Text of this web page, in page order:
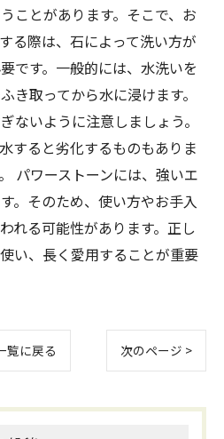
ことがあります。そこで、お
る際は、石によって洗い方が
です。一般的には、水洗いを
き取ってから水に浸けます。
ないように注意しましょう。
すると劣化するものもありま
パワーストーンには、強いエ
。そのため、使い方やお手入
れる可能性があります。正し
い、長く愛用することが重要
覧に戻る 次のページ >